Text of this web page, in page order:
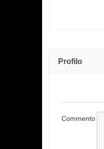
Profilo
Commento